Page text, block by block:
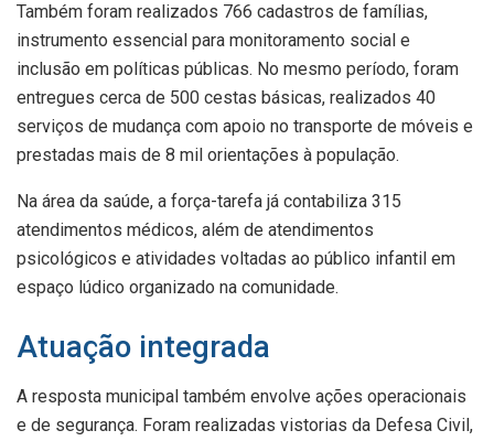
Também foram realizados 766 cadastros de famílias,
instrumento essencial para monitoramento social e
inclusão em políticas públicas. No mesmo período, foram
entregues cerca de 500 cestas básicas, realizados 40
serviços de mudança com apoio no transporte de móveis e
prestadas mais de 8 mil orientações à população.
Na área da saúde, a força-tarefa já contabiliza 315
atendimentos médicos, além de atendimentos
psicológicos e atividades voltadas ao público infantil em
espaço lúdico organizado na comunidade.
Atuação integrada
A resposta municipal também envolve ações operacionais
e de segurança. Foram realizadas vistorias da Defesa Civil,